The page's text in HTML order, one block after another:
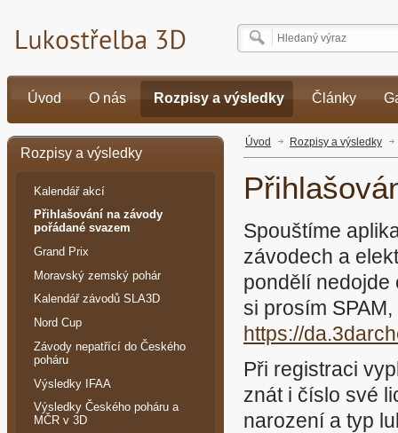
Úvod O nás Rozpisy a výsledky Články
Úvod Rozpisy a výsledky
Spouštíme
závodech a
pondělí nedojde
si prosím
https://
Při registraci
znát i číslo své
narození a typ
Rozpisy a výsledky
Kalendář akcí
Přihlašování na závody
pořádané svazem
Grand Prix
Moravský zemský pohár
Kalendář závodů SLA3D
Nord Cup
Závody nepatřící do Českého
poháru
Výsledky IFAA
Výsledky Českého poháru a
MČR v 3D